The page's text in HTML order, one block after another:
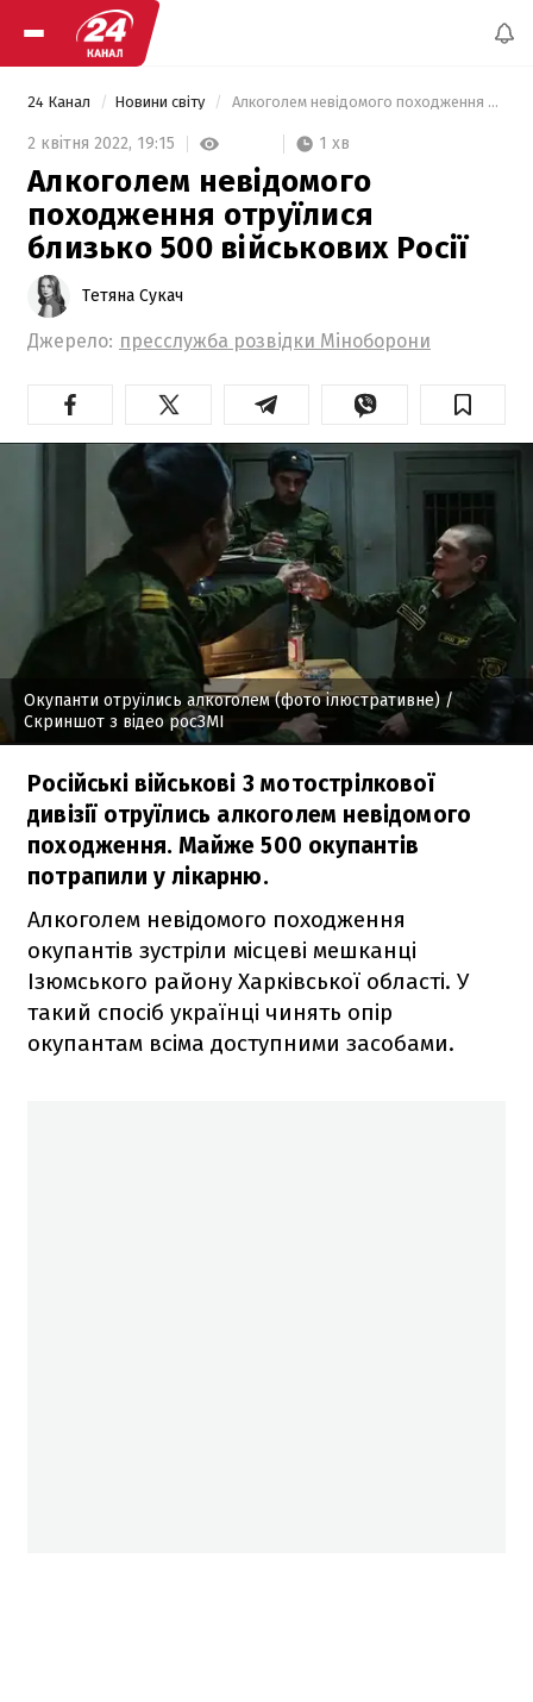
24 Канал Новини світу Алкоголем невідомого походження отруїлися близько 500 військових Росії
2 квітня 2022, 19:15 1 хв
Алкоголем невідомого
походження отруїлися
близько 500 військових Росії
Тетяна Сукач
Джерело: пресслужба розвідки Міноборони
Окупанти отруїлись алкоголем (фото ілюстративне) /
Скриншот з відео росЗМІ
Російські військові 3 мотострілкової
дивізії отруїлись алкоголем невідомого
походження. Майже 500 окупантів
потрапили у лікарню.
Алкоголем невідомого походження
окупантів зустріли місцеві мешканці
Ізюмського району Харківської області. У
такий спосіб українці чинять опір
окупантам всіма доступними засобами.